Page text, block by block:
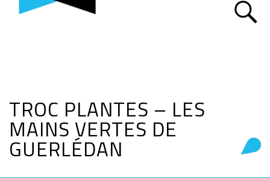
TROC PLANTES – LES
MAINS VERTES DE
GUERLÉDAN